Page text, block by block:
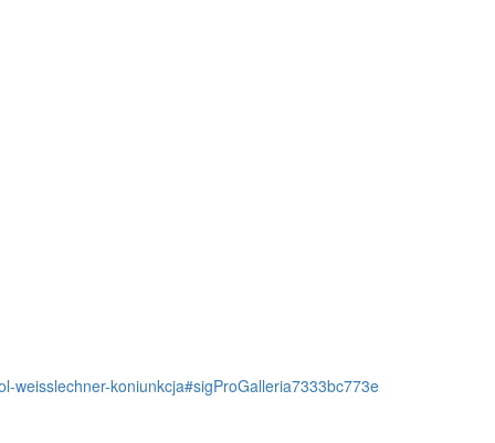
weisslechner-koniunkcja#sigProGalleria7333bc773e